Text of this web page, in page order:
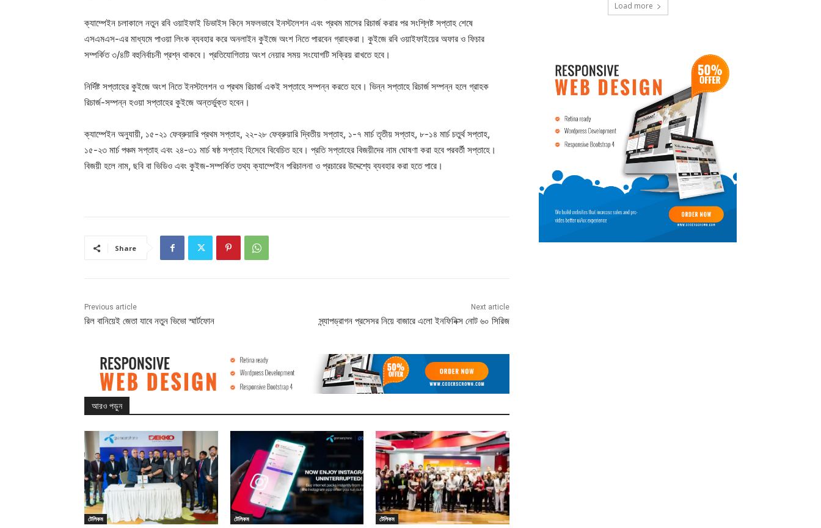
ক্যাম্পেইন চলাকালে নতুন রবি ওয়াইফাই ডিভাইস কিনে সফলভাবে ইনস্টলেশন এবং প্রথম মাসের রিচার্জ করার পর সংশ্লিষ্ট সপ্তাহ শেষে
এসএমএস-এর মাধ্যমে পাওয়া লিংক ব্যবহার করে অনলাইন কুইজে অংশ নিতে পারবেন গ্রাহকরা। কুইজে রবি ওয়াইফাইয়ের অফার ও ফিচার
সম্পর্কিত ৩/৪টি বহুনির্বাচনী প্রশ্ন থাকবে। প্রতিযোগিতায় অংশ নেয়ার সময় সংযোগটি সক্রিয় রাখতে হবে।
নির্দিষ্ট সপ্তাহের কুইজে অংশ নিতে ইনস্টলেশন ও প্রথম রিচার্জ একই সপ্তাহে সম্পন্ন করতে হবে। ভিন্ন সপ্তাহে রিচার্জ সম্পন্ন হলে গ্রাহক
রিচার্জ-সম্পন্ন হওয়া সপ্তাহের কুইজে অন্তর্ভুক্ত হবেন।
ক্যাম্পেইন অনুযায়ী, ১৫-২১ ফেব্রুয়ারি প্রথম সপ্তাহ, ২২-২৮ ফেব্রুয়ারি দ্বিতীয় সপ্তাহ, ১-৭ মার্চ তৃতীয় সপ্তাহ, ৮-১৪ মার্চ চতুর্থ সপ্তাহ,
১৫-২৩ মার্চ পঞ্চম সপ্তাহ এবং ২৪-৩১ মার্চ ষষ্ঠ সপ্তাহ হিসেবে বিবেচিত হবে। প্রতি সপ্তাহের বিজয়ীদের নাম ঘোষণা করা হবে পরবর্তী সপ্তাহে।
বিজয়ী হলে নাম, ছবি বা ভিডিও এবং কুইজ-সম্পর্কিত তথ্য ক্যাম্পেইন পরিচালনা ও প্রচারের উদ্দেশ্যে ব্যবহার করা হতে পারে।
Share
Previous article
রিল বানিয়েই জেতা যাবে নতুন ভিভো স্মার্টফোন
Next article
স্ন্যাপড্রাগন প্রসেসর নিয়ে বাজারে এলো ইনফিনিক্স নোট ৬০ সিরিজ
আরও পড়ুন
টেলিকম টেলিকম টেলিকম
Load more